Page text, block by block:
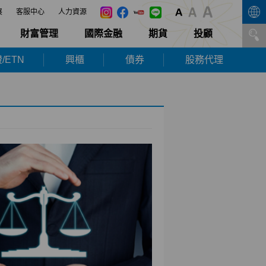
客服中心 人力資源
財富管理 國際金融 期貨 投顧
ETN 興櫃 債券 股務代理